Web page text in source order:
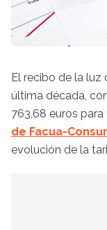
El recibo de la
última década,
763,68 euros
de Facua-
evolución de la